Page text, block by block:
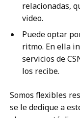
relacionadas,
video.
Puede optar
ritmo. En ella
servicios de
los recibe.
Somos flexibles
se le dedique a